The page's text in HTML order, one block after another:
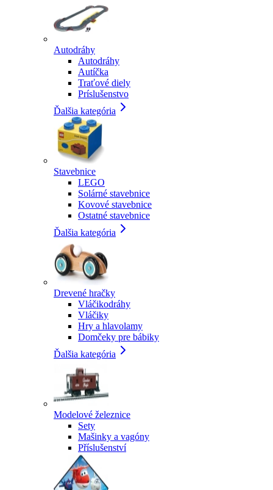
Autodráhy
Autodráhy
Autíčka
Traťové diely
Príslušenstvo
Ďalšia kategória
Stavebnice
LEGO
Solárné stavebnice
Kovové stavebnice
Ostatné stavebnice
Ďalšia kategória
Drevené hračky
Vláčikodráhy
Vláčiky
Hry a hlavolamy
Domčeky pre bábiky
Ďalšia kategória
Modelové železnice
Sety
Mašinky a vagóny
Příslušenství